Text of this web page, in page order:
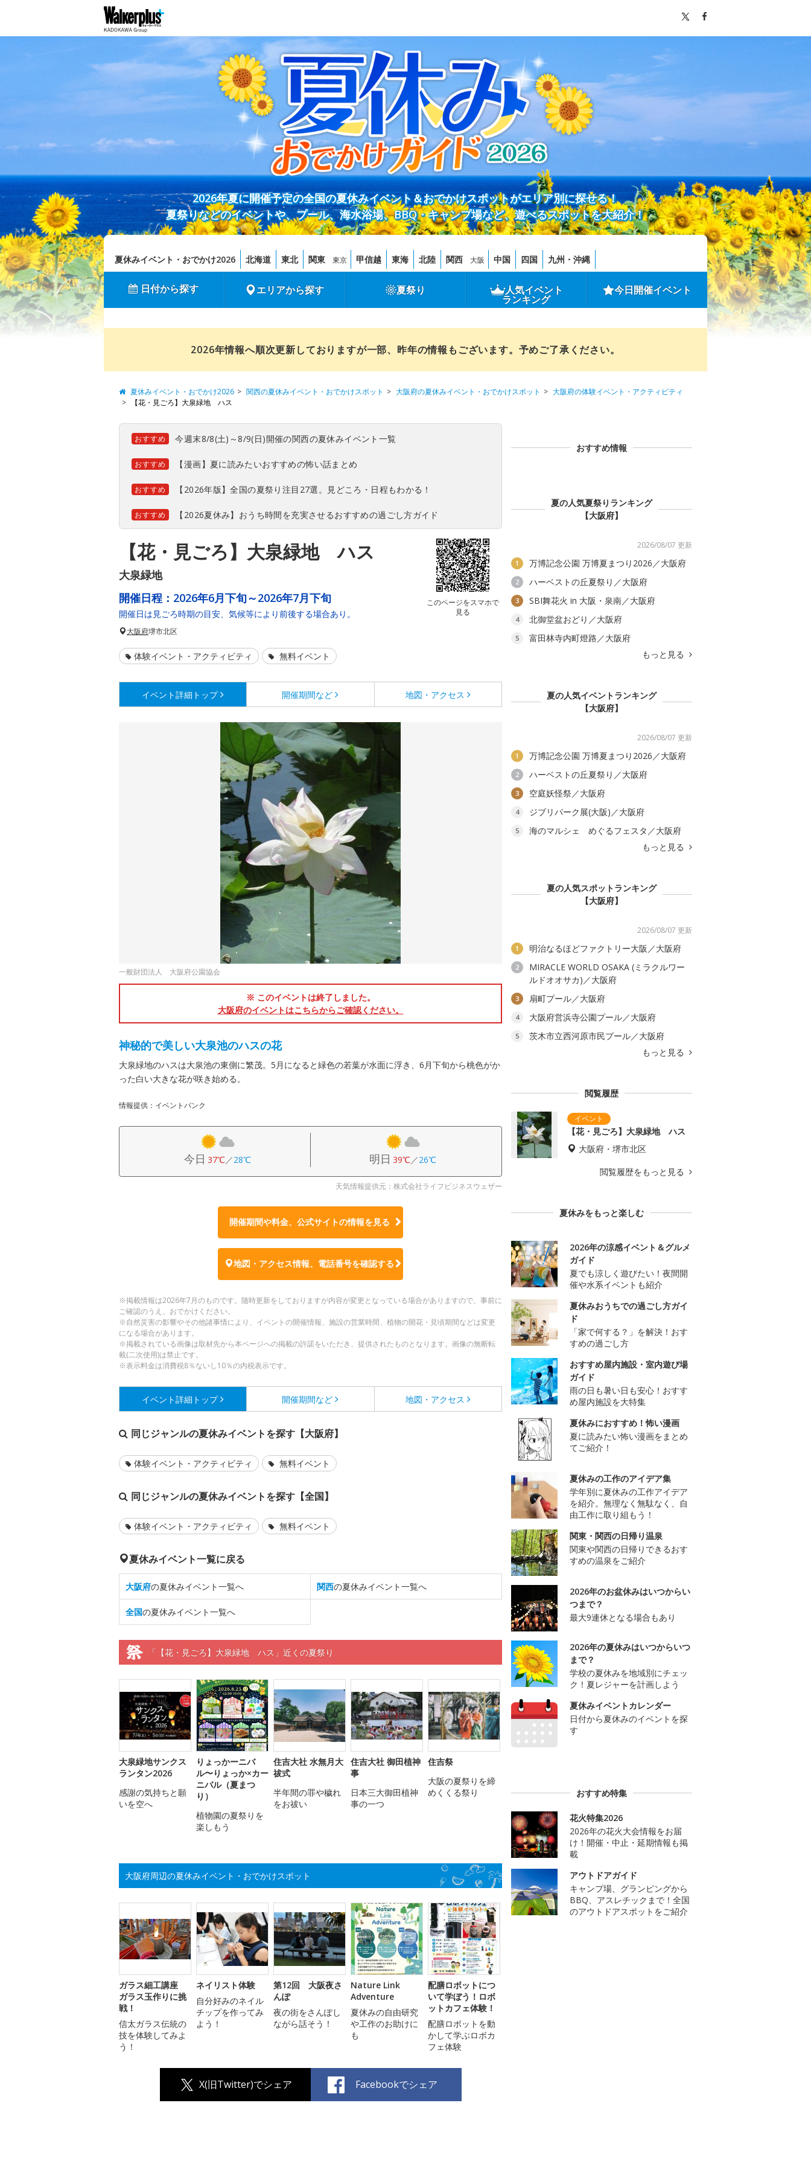
2026年夏に開催予定の全国の夏休みイベント＆おでかけスポットがエリア別に探せる！
夏祭りなどのイベントや、プール、海水浴場、BBQ・キャンプ場など、遊べるスポットを大紹介！
夏休みイベント・おでかけ2026 北海道 東北 関東 東京 甲信越 東海 北陸 関西 大阪 中国 四国 九州・沖縄
日付から探す エリアから探す 夏祭り 人気イベント
ランキング
今日開催イベント
2026年情報へ順次更新しておりますが一部、昨年の情報もございます。予めご了承ください。
夏休みイベント・おでかけ2026 関西の夏休みイベント・おでかけスポット 大阪府の夏休みイベント・おでかけスポット
大阪府の体験イベント・アクティビティ
【花・見ごろ】大泉緑地 ハス
おすすめ 今週末8/8(土)～8/9(日)開催の関西の夏休みイベント一覧
おすすめ 【漫画】夏に読みたいおすすめの怖い話まとめ
おすすめ 【2026年版】全国の夏祭り注目27選。見どころ・日程もわかる！
おすすめ 【2026夏休み】おうち時間を充実させるおすすめの過ごし方ガイド
【花・見ごろ】大泉緑地 ハス
大泉緑地
このページをスマホで
見る
開催日程： 2026年6月下旬～2026年7月下旬
開催日は見ごろ時期の目安、気候等により前後する場合あり。
大阪府堺市北区
体験イベント・アクティビティ 無料イベント
イベント詳細 トップ 開催期間など 地図・アクセス
一般財団法人 大阪府公園協会
※ このイベントは終了しました。
大阪府のイベントはこちらからご確認ください。
神秘的で美しい大泉池のハスの花
大泉緑地のハスは大泉池の東側に繁茂。5月になると緑色の若葉が水面に浮き、6月下旬から桃色がか
った白い大きな花が咲き始める。
情報提供：イベントバンク
今日 37℃／28℃ 明日 39℃／26℃
天気情報提供元：株式会社ライフビジネスウェザー
開催期間や料金、公式サイトの情報を見る
地図・アクセス情報、電話番号を確認する
※掲載情報は2026年7月のものです。随時更新をしておりますが内容が変更となっている場合がありますので、事前に
ご確認のうえ、おでかけください。
※自然災害の影響やその他諸事情により、イベントの開催情報、施設の営業時間、植物の開花・見頃期間などは変更
になる場合があります。
※掲載されている画像は取材先から本ページへの掲載の許諾をいただき、提供されたものとなります。画像の無断転
載(二次使用)は禁止です。
※表示料金は消費税8％ないし10％の内税表示です。
イベント詳細 トップ 開催期間など 地図・アクセス
同じジャンルの夏休みイベントを探す【大阪府】
体験イベント・アクティビティ 無料イベント
同じジャンルの夏休みイベントを探す【全国】
体験イベント・アクティビティ 無料イベント
夏休みイベント一覧に戻る
大阪府の夏休みイベント一覧へ 関西の夏休みイベント一覧へ
全国の夏休みイベント一覧へ
「【花・見ごろ】大泉緑地 ハス」近くの夏祭り
大泉緑地サンクス
ランタン2026
感謝の気持ちと願
いを空へ
りょっかーニバ
ル〜りょっか×カー
ニバル（夏まつ
り）
植物園の夏祭りを
楽しもう
住吉大社 水無月大
祓式
半年間の罪や穢れ
をお祓い
住吉大社 御田植神
事
日本三大御田植神
事の一つ
住吉祭
大阪の夏祭りを締
めくくる祭り
大阪府周辺の夏休みイベント・おでかけスポット
ガラス細工講座
ガラス玉作りに挑
戦！
信太ガラス伝統の
技を体験してみよ
う！
ネイリスト体験
自分好みのネイル
チップを作ってみ
よう！
第12回 大阪夜さ
んぽ
夜の街をさんぽし
ながら話そう！
Nature Link
Adventure
夏休みの自由研究
や工作のお助けに
も
配膳ロボットにつ
いて学ぼう！ロボ
ットカフェ体験！
配膳ロボットを動
かして学ぶロボカ
フェ体験
X(旧Twitter)でシェア Facebookでシェア
おすすめ情報
夏の人気夏祭りランキング
【大阪府】
2026/08/07 更新
1 万博記念公園 万博夏まつり2026／大阪府
2 ハーベストの丘夏祭り／大阪府
3 SBI舞花火 in 大阪・泉南／大阪府
4 北御堂盆おどり／大阪府
5
富田林寺内町燈路／大阪府
もっと見る
夏の人気イベントランキング
【大阪府】
2026/08/07 更新
1 万博記念公園 万博夏まつり2026／大阪府
2 ハーベストの丘夏祭り／大阪府
3 空庭妖怪祭／大阪府
4 ジブリパーク展(大阪)／大阪府
5
海のマルシェ めぐるフェスタ／大阪府
もっと見る
夏の人気スポットランキング
【大阪府】
2026/08/07 更新
1 明治なるほどファクトリー大阪／大阪府
2
MIRACLE WORLD OSAKA (ミラクルワー
ルドオオサカ)／大阪府
3 扇町プール／大阪府
4 大阪府営浜寺公園プール／大阪府
5
茨木市立西河原市民プール／大阪府
もっと見る
閲覧履歴
【花・見ごろ】大泉緑地 ハス
大阪府・堺市北区
閲覧履歴をもっと見る
夏休みをもっと楽しむ
2026年の涼感イベント＆グルメ
ガイド
夏でも涼しく遊びたい！夜間開
催や水系イベントも紹介
夏休みおうちでの過ごし方ガイ
ド
「家で何する？」を解決！おす
すめの過ごし方
おすすめ屋内施設・室内遊び場
ガイド
雨の日も暑い日も安心！おすす
め屋内施設を大特集
夏休みにおすすめ！怖い漫画
夏に読みたい怖い漫画をまとめ
てご紹介！
夏休みの工作のアイデア集
学年別に夏休みの工作アイデア
を紹介。無理なく無駄なく、自
由工作に取り組もう！
関東・関西の日帰り温泉
関東や関西の日帰りできるおす
すめの温泉をご紹介
2026年のお盆休みはいつからい
つまで？
最大9連休となる場合もあり
2026年の夏休みはいつからいつ
まで？
学校の夏休みを地域別にチェッ
ク！夏レジャーを計画しよう
夏休みイベントカレンダー
日付から夏休みのイベントを探
す
おすすめ特集
花火特集2026
2026年の花火大会情報をお届
け！開催・中止・延期情報も掲
載
アウトドアガイド
キャンプ場、グランピングから
BBQ、アスレチックまで！全国
のアウトドアスポットをご紹介